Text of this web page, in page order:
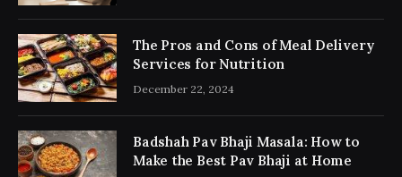
The Pros and Cons of Meal Delivery
Services for Nutrition
December 22, 2024
Badshah Pav Bhaji Masala: How to
Make the Best Pav Bhaji at Home